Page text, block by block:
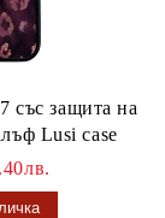
със защита на
Lusi case